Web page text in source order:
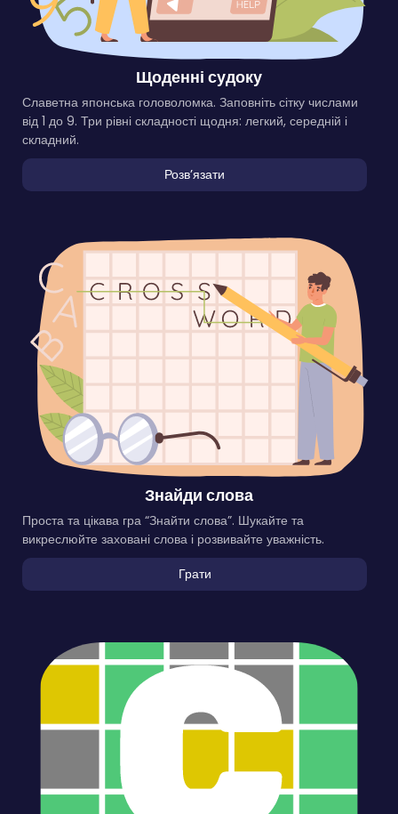
Щоденні судоку
Славетна японська головоломка. Заповніть сітку числами
від 1 до 9. Три рівні складності щодня: легкий, середній і
складний.
Розвʼязати
Знайди слова
Проста та цікава гра “Знайти слова”. Шукайте та
викреслюйте заховані слова і розвивайте уважність.
Грати